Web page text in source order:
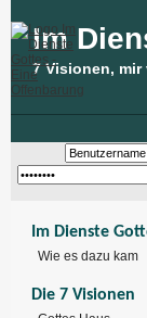
Im
7 Visionen,
Im Dienste
Wie es dazu kam
Die 7 Visionen